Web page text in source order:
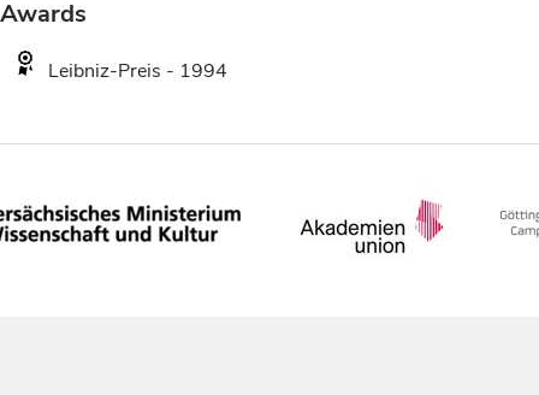
Awards
Leibniz-Preis - 1994